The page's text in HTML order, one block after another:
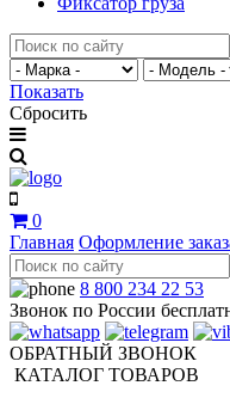
Показать
Сбросить
0
Главная Оформление
8 800 234 22 53
Звонок по России
ОБРАТНЫЙ ЗВОНОК
КАТАЛОГ ТОВАРОВ